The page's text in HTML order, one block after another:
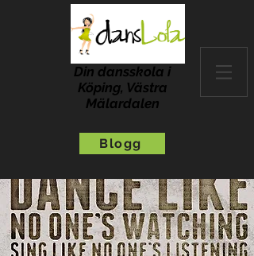
Din dansskola i
Köping, Västra
Mälardalen
Blogg